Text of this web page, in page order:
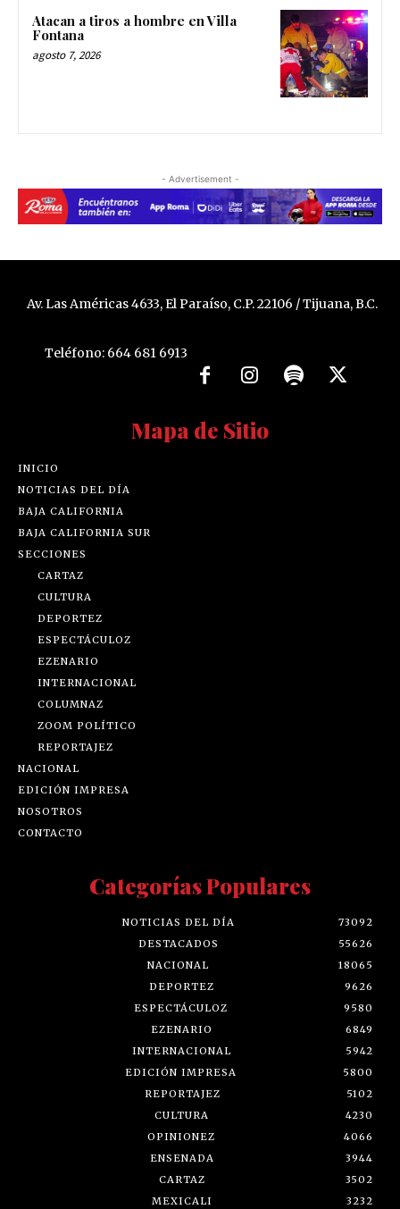
Atacan a tiros a hombre en Villa
Fontana
agosto 7, 2026
- Advertisement -
Av. Las Américas 4633, El Paraíso, C.P. 22106 / Tijuana, B.C.
Teléfono: 664 681 6913
Mapa de Sitio
INICIO
NOTICIAS DEL DÍA
BAJA CALIFORNIA
BAJA CALIFORNIA SUR
SECCIONES
CARTAZ
CULTURA
DEPORTEZ
ESPECTÁCULOZ
EZENARIO
INTERNACIONAL
COLUMNAZ
ZOOM POLÍTICO
REPORTAJEZ
NACIONAL
EDICIÓN IMPRESA
NOSOTROS
CONTACTO
Categorías Populares
NOTICIAS DEL DÍA
73092
DESTACADOS
55626
NACIONAL
18065
DEPORTEZ
9626
ESPECTÁCULOZ
9580
EZENARIO
6849
INTERNACIONAL
5942
EDICIÓN IMPRESA
5800
REPORTAJEZ
5102
CULTURA
4230
OPINIONEZ
4066
ENSENADA
3944
CARTAZ
3502
MEXICALI
3232